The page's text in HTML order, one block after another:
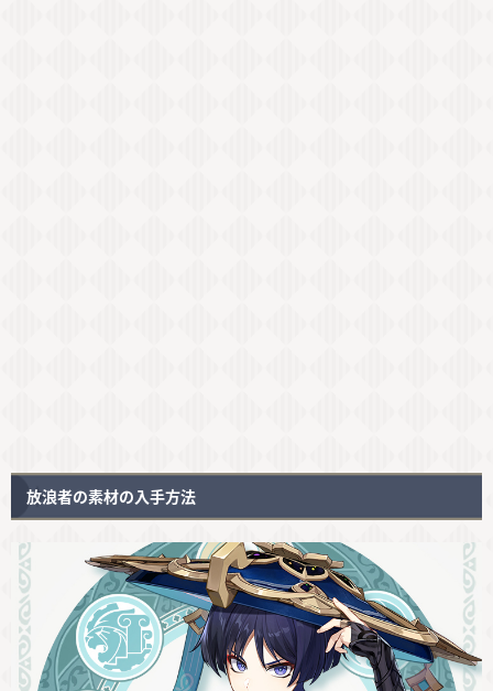
放浪者の素材の入手方法